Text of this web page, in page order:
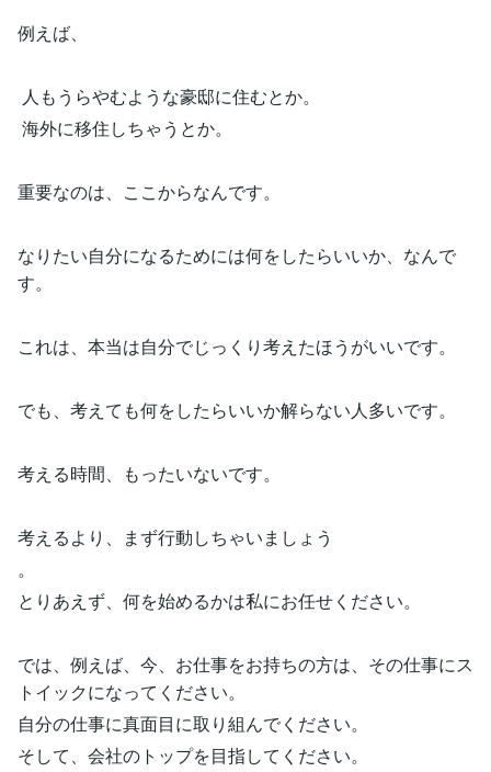
例えば、
人もうらやむような豪邸に住むとか。
海外に移住しちゃうとか。
重要なのは、ここからなんです。
なりたい自分になるためには何をしたらいいか、なんで
す。
これは、本当は自分でじっくり考えたほうがいいです。
でも、考えても何をしたらいいか解らない人多いです。
考える時間、もったいないです。
考えるより、まず行動しちゃいましょう
。
とりあえず、何を始めるかは私にお任せください。
では、例えば、今、お仕事をお持ちの方は、その仕事にス
トイックになってください。
自分の仕事に真面目に取り組んでください。
そして、会社のトップを目指してください。